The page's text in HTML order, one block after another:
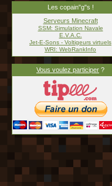
Les copain"g"s !
Serveurs Minecraft
SSM: Simulation Navale
E.V.A.C.
Jet-E-Sons - Voltigeurs virtuels
WRI: WebRankInfo
Vous voulez participer ?